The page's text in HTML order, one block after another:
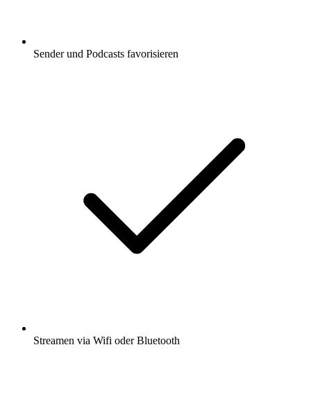
Sender und Podcasts favorisieren
Streamen via Wifi oder Bluetooth